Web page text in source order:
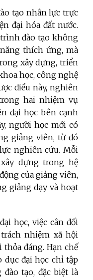
tạo nhân lực trực
đại hóa đất nước.
trình đào tạo không
thích ứng, mà
xây dựng, triển
học, công nghệ
điều này, nghiên
hai nhiệm vụ
đại học bên cạnh
người học mới có
giảng viên, từ đó
nghiên cứu. Mỗi
dựng trong hệ
của giảng viên,
giảng dạy và hoạt
học, việc cân đối
nhiệm xã hội
đáng. Hạn chế
dục đại học chỉ tập
tạo, đặc biệt là